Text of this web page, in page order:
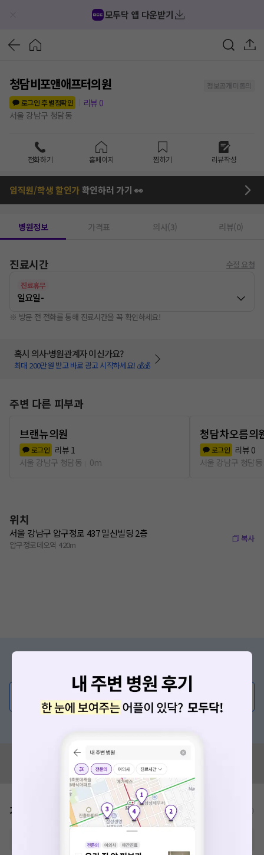
모두닥 앱 다운받기
청담비포앤애프터의원
정보공개 미동의
로그인 후 별점확인
리뷰 0
서울 강남구 청담동
전화하기 홈페이지 찜하기 리뷰작성
임직원/학생 할인가확인하러 가기 👀
병원정보 가격표 의사(3) 리뷰(0)
진료시간 수정 요청
진료휴무
일요일-
※ 방문 전 전화를 통해 진료시간을 꼭 확인하세요!
혹시 의사·병원관계자 이신가요?
최대 200만원 받고 바로 광고 시작하세요! 💰💰
주변 다른 피부과
브랜뉴의원
로그인 리뷰 1
서울 강남구 청담동
0m
청담차오름의
로그인 리뷰 0
서울 강남구 청담동
위치
서울 강남구 압구정로 437 일신빌딩 2층
압구정로데오역 420m
복사
의사가 직접 답해드려요!
💬 무엇이든 물어보세요
혹시 잘못된 병원정보가 있나요?
모두닥 팀에 알려주세요!
가격표 비급여/급여 진료란?